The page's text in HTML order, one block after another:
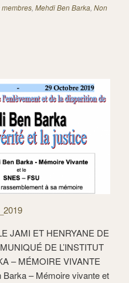
, Mehdi Ben Barka, Non
JAMI ET HENRYANE DE
DE L’INSTITUT
– MÉMOIRE VIVANTE
Barka – Mémoire vivante et